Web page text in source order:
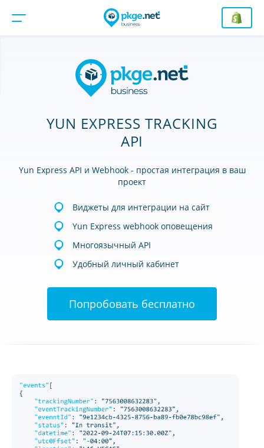
YUN EXPRESS TRACKING
API
Yun Express API и Webhook - простая интеграция в ваш
проект
Виджеты для интеграции на сайт
Yun Express webhook оповещения
Многоязычный API
Удобный личный кабинет
Попробовать бесплатно